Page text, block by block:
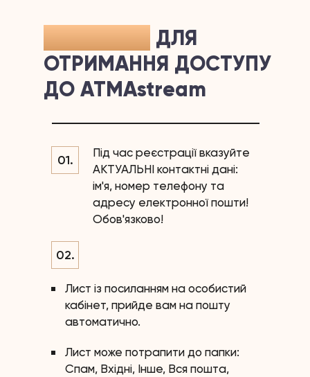
ВАЖЛИВО! ДЛЯ
ОТРИМАННЯ ДОСТУПУ
ДО АТМАstream
01.
Під час реєстрації вказуйте
АКТУАЛЬНІ контактні дані:
ім'я, номер телефону та
адресу електронної пошти!
Обов'язково!
02.
Лист із посиланням на особистий
кабінет, прийде вам на пошту
автоматично.
Лист може потрапити до папки:
Спам, Вхідні, Інше, Вся пошта,